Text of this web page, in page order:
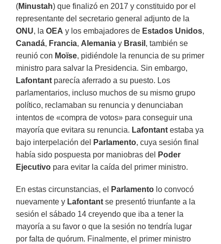
(Minustah) que finalizó en 2017 y constituido por el
representante del secretario general adjunto de la
ONU, laOEA y los embajadores de Estados Unidos,
Canadá, Francia, Alemania y Brasil , también se
reunió con Moïse, pidiéndole la renuncia de su primer
ministro para salvar la Presidencia. Sin embargo,
Lafontant parecía aferrado a su puesto. Los
parlamentarios, incluso muchos de su mismo grupo
político, reclamaban su renuncia y denunciaban
intentos de «compra de votos» para conseguir una
mayoría que evitara su renuncia. Lafontant estaba ya
bajo interpelación del
Parlamento, cuya sesión final
había sido pospuesta por maniobras del
Poder
Ejecutivo para evitar la caída del primer ministro.
En estas circunstancias, el Parlamento lo convocó
nuevamente y Lafontant se presentó triunfante a la
sesión el sábado 14 creyendo que iba a tener la
mayoría a su favor o que la sesión no tendría lugar
por falta de quórum. Finalmente, el primer ministro